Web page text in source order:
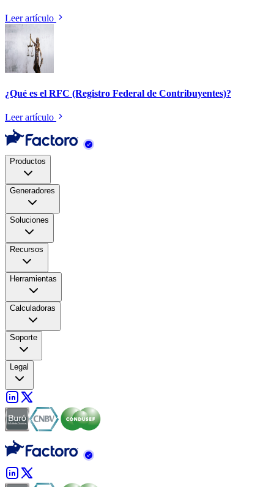
Leer artículo
¿Qué es el RFC (Registro Federal de Contribuyentes)?
Leer artículo
Productos
Generadores
Soluciones
Recursos
Herramientas
Calculadoras
Soporte
Legal